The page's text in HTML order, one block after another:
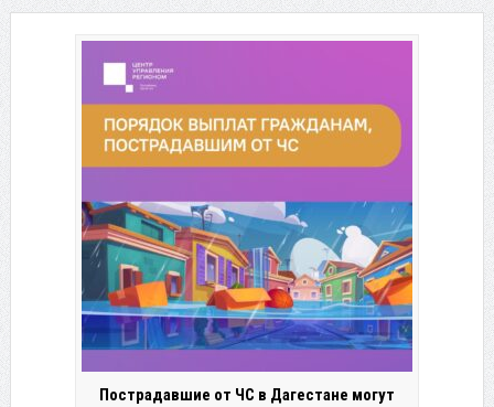
Пострадавшие от ЧС в Дагестане могут